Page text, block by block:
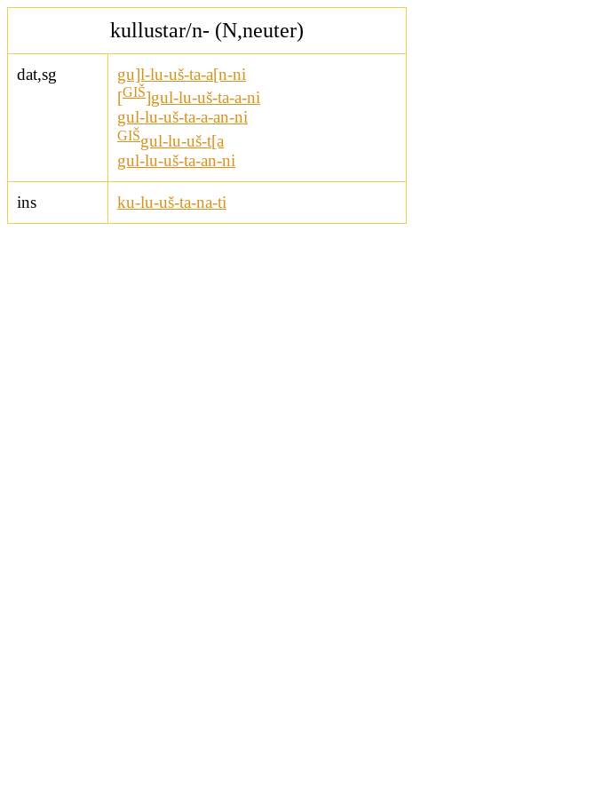
kullustar/n- (N,neuter)
dat,sg
gu]l-lu-uš-ta-a[n-ni
[GIŠ]gul-lu-uš-ta-a-ni
gul-lu-uš-ta-a-an-ni
GIŠgul-lu-uš-t[a
gul-lu-uš-ta-an-ni
ins ku-lu-uš-ta-na-ti